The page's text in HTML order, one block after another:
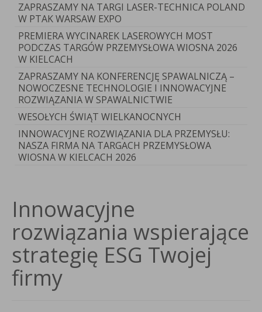
ZAPRASZAMY NA TARGI LASER-TECHNICA POLAND
W PTAK WARSAW EXPO
PREMIERA WYCINAREK LASEROWYCH MOST
PODCZAS TARGÓW PRZEMYSŁOWA WIOSNA 2026
W KIELCACH
ZAPRASZAMY NA KONFERENCJĘ SPAWALNICZĄ –
NOWOCZESNE TECHNOLOGIE I INNOWACYJNE
ROZWIĄZANIA W SPAWALNICTWIE
WESOŁYCH ŚWIĄT WIELKANOCNYCH
INNOWACYJNE ROZWIĄZANIA DLA PRZEMYSŁU:
NASZA FIRMA NA TARGACH PRZEMYSŁOWA
WIOSNA W KIELCACH 2026
Innowacyjne
rozwiązania wspierające
strategię ESG Twojej
firmy